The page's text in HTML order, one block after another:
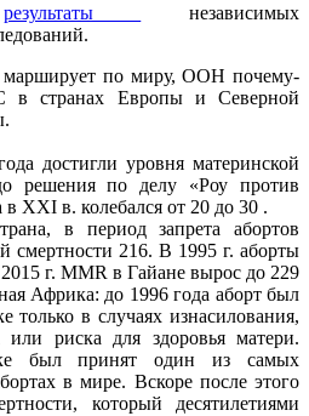
результаты
независимых
марширует по миру, ООН почему-
странах Европы и Северной
достигли уровня материнской
решения по делу «Роу против
XXI в. колебался от 20 до 30 .
в период запрета абортов
смертности 216. В 1995 г. аборты
г. MMR в Гайане вырос до 229
Африка: до 1996 года аборт был
в случаях изнасилования,
риска для здоровья матери.
был принят один из самых
в мире. Вскоре после этого
который десятилетиями